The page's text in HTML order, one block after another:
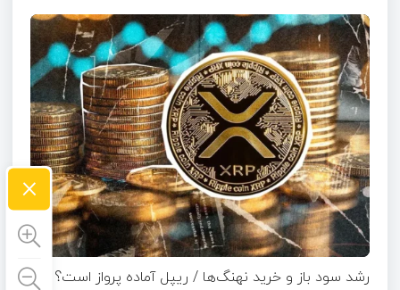
رشد سود باز و خرید نهنگ‌ها / ریپل آماده پرواز است؟
×